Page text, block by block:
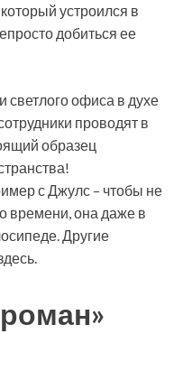
устроился в
добиться ее
светлого офиса в духе
проводят в
образец
с Джулс – чтобы не
времени, она даже в
Другие